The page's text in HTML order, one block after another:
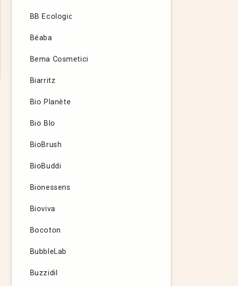
BB Ecologic
Béaba
Bema Cosmetici
Biarritz
Bio Planète
Bio Blo
BioBrush
BioBuddi
Bionessens
Bioviva
Bocoton
BubbleLab
Buzzidil